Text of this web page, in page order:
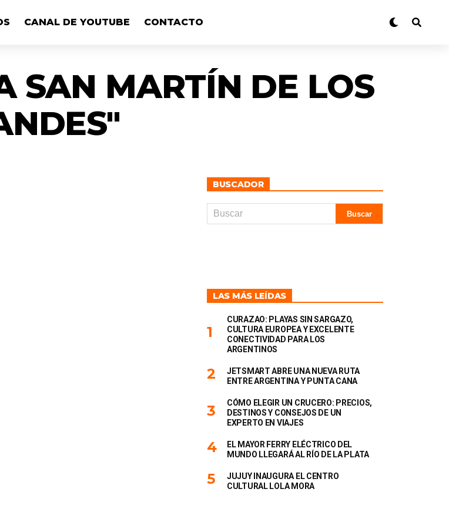
CANAL DE YOUTUBE CONTACTO
SAN MARTÍN DE LOS
BUSCADOR
LAS MÁS LEÍDAS
CURAZAO: PLAYAS SIN SARGAZO,
CULTURA EUROPEA Y EXCELENTE
CONECTIVIDAD PARA LOS
ARGENTINOS
JETSMART ABRE UNA NUEVA RUTA
ENTRE ARGENTINA Y PUNTA CANA
CÓMO ELEGIR UN CRUCERO: PRECIOS,
DESTINOS Y CONSEJOS DE UN
EXPERTO EN VIAJES
EL MAYOR FERRY ELÉCTRICO DEL
MUNDO LLEGARÁ AL RÍO DE LA PLATA
JUJUY INAUGURA EL CENTRO
CULTURAL LOLA MORA